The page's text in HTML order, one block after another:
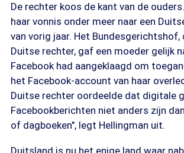
De rechter koos de kant van de
haar vonnis onder meer naar een
van vorig jaar. Het
Duitse rechter, gaf een moeder gelijk
Facebook had aangeklaagd om
het Facebook-account van haar
Duitse rechter oordeelde dat digitale
Facebookberichten niet anders zijn
of dagboeken", legt Hellingman uit.
Duitsland is nu het enige land waar